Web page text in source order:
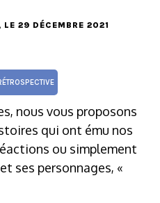
LE 29 DÉCEMBRE 2021
nous vous proposons
qui ont ému nos
ou simplement
ses personnages, «